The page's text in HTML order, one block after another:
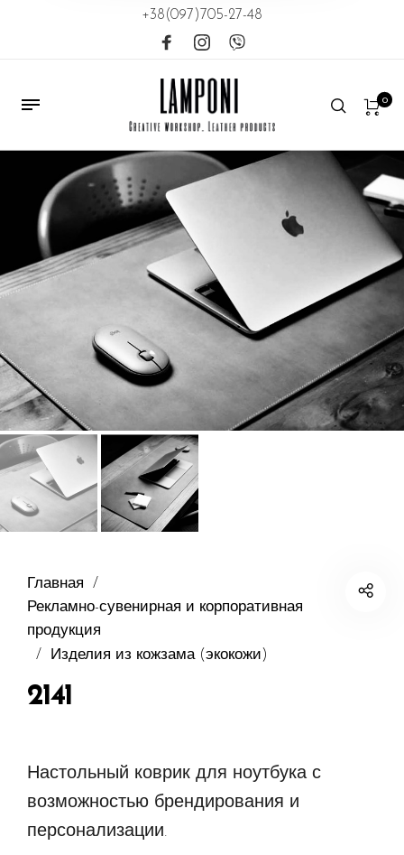
+38(097)705-27-48
0
Главная
/
Рекламно-сувенирная и корпоративная
продукция
/
Изделия из кожзама (экокожи)
2141
Настольный коврик для ноутбука с
возможностью брендирования и
персонализации.